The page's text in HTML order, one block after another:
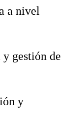
a nivel
gestión de
y